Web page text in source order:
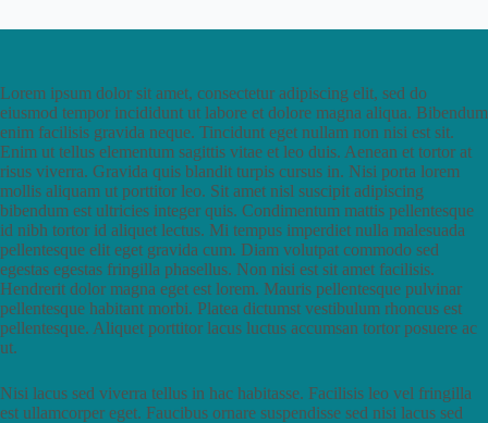
Lorem ipsum dolor sit amet, consectetur adipiscing elit, sed do
eiusmod tempor incididunt ut labore et dolore magna aliqua. Bibendum
enim facilisis gravida neque. Tincidunt eget nullam non nisi est sit.
Enim ut tellus elementum sagittis vitae et leo duis. Aenean et tortor at
risus viverra. Gravida quis blandit turpis cursus in. Nisi porta lorem
mollis aliquam ut porttitor leo. Sit amet nisl suscipit adipiscing
bibendum est ultricies integer quis. Condimentum mattis pellentesque
id nibh tortor id aliquet lectus. Mi tempus imperdiet nulla malesuada
pellentesque elit eget gravida cum. Diam volutpat commodo sed
egestas egestas fringilla phasellus. Non nisi est sit amet facilisis.
Hendrerit dolor magna eget est lorem. Mauris pellentesque pulvinar
pellentesque habitant morbi. Platea dictumst vestibulum rhoncus est
pellentesque. Aliquet porttitor lacus luctus accumsan tortor posuere ac
ut.
Nisi lacus sed viverra tellus in hac habitasse. Facilisis leo vel fringilla
est ullamcorper eget. Faucibus ornare suspendisse sed nisi lacus sed